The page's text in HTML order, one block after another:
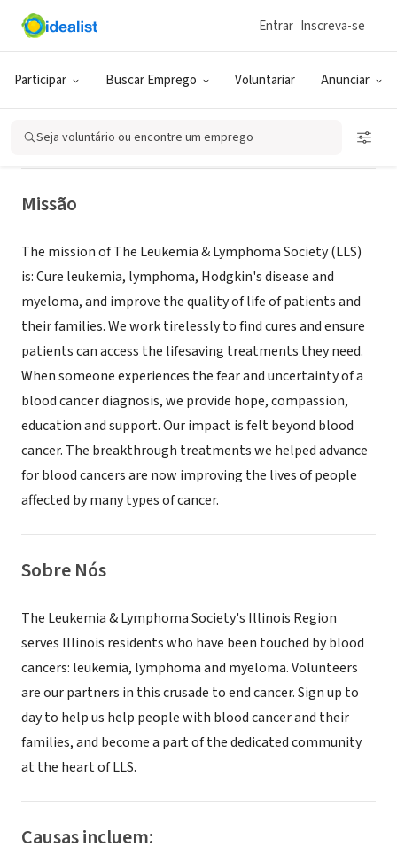
Participar Buscar Emprego Voluntariar Anunciar
Entrar Inscreva-se
Seja voluntário ou encontre um emprego
ONG (SETOR SOCIAL)
The Leukemia & Lymphoma
Society - Illinois Region
Chicago, IL|www.lls.org/il
Missão
The mission of The Leukemia & Lymphoma Society (LLS)
is: Cure leukemia, lymphoma, Hodgkin's disease and
myeloma, and improve the quality of life of patients and
their families. We work tirelessly to find cures and ensure
patients can access the lifesaving treatments they need.
When someone experiences the fear and uncertainty of a
blood cancer diagnosis, we provide hope, compassion,
education and support. Our impact is felt beyond blood
cancer. The breakthrough treatments we helped advance
for blood cancers are now improving the lives of people
affected by many types of cancer.
Sobre Nós
The Leukemia & Lymphoma Society's Illinois Region
serves Illinois residents who have been touched by blood
cancers: leukemia, lymphoma and myeloma. Volunteers
are our partners in this crusade to end cancer. Sign up to
day to help us help people with blood cancer and their
families, and become a part of the dedicated community
at the heart of LLS.
Causas incluem: